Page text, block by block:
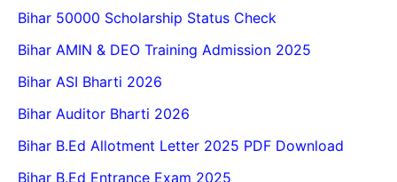
Bihar 50000 Scholarship Status Check
Bihar AMIN & DEO Training Admission 2025
Bihar ASI Bharti 2026
Bihar Auditor Bharti 2026
Bihar B.Ed Allotment Letter 2025 PDF Download
Bihar B.Ed Entrance Exam 2025